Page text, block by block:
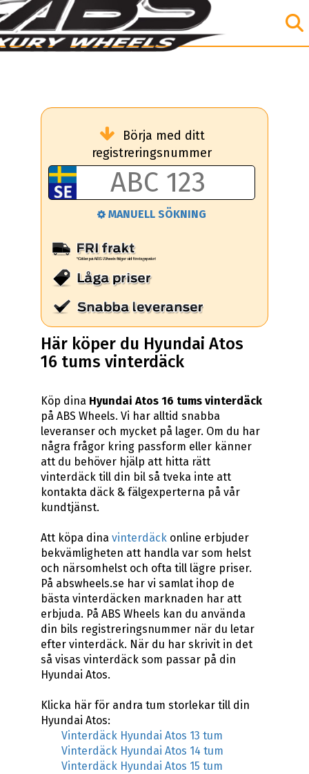
Börja med ditt
registreringsnummer
MANUELL SÖKNING
Här köper du Hyundai Atos
16 tums vinterdäck
Köp dina Hyundai Atos 16 tums vinterdäck
på ABS Wheels. Vi har alltid snabba
leveranser och mycket på lager. Om du har
några frågor kring passform eller känner
att du behöver hjälp att hitta rätt
vinterdäck till din bil så tveka inte att
kontakta däck & fälgexperterna på vår
kundtjänst.
Att köpa dinavinterdäck online erbjuder
bekvämligheten att handla var som helst
och närsomhelst och ofta till lägre priser.
På abswheels.se har vi samlat ihop de
bästa vinterdäcken marknaden har att
erbjuda. På ABS Wheels kan du använda
din bils registreringsnummer när du letar
efter vinterdäck. När du har skrivit in det
så visas vinterdäck som passar på din
Hyundai Atos.
Klicka här för andra tum storlekar till din
Hyundai Atos:
Vinterdäck Hyundai Atos 13 tum
Vinterdäck Hyundai Atos 14 tum
Vinterdäck Hyundai Atos 15 tum